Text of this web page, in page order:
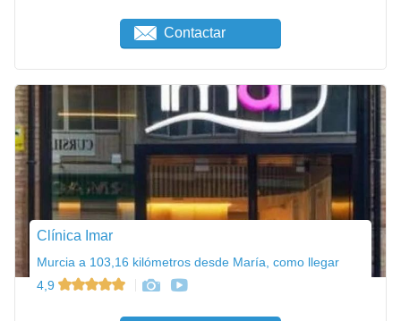
Contactar
Clínica Imar
Murcia a 103,16 kilómetros desde María, como llegar
4,9